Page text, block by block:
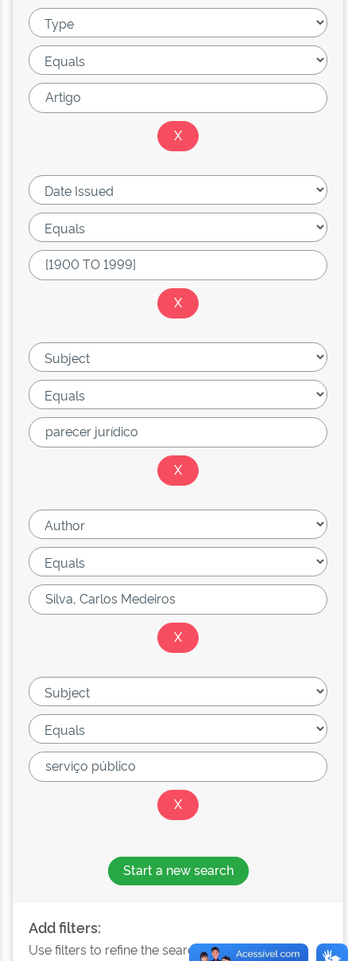
Start a new search
Add filters:
Use filters to refine the search results.